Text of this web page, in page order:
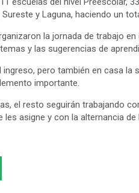
y Laguna, haciendo un
la jornada de trabajo
y las sugerencias de
pero también en casa la
importante.
el resto seguirán trabajando
asigne y con la alternancia de